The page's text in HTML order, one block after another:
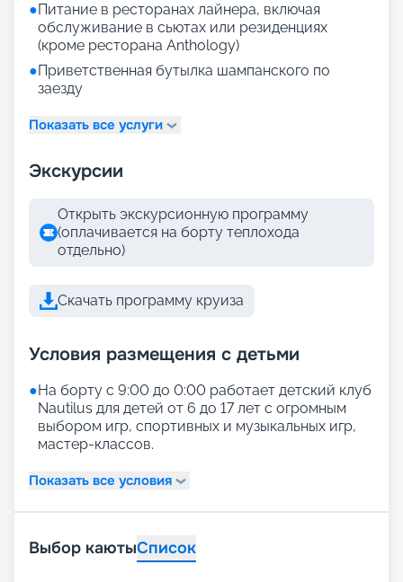
●Питание в ресторанах лайнера, включая
обслуживание в сьютах или резиденциях
(кроме ресторана Anthology)
●Приветственная бутылка шампанского по
заезду
Показать все услуги
Экскурсии
Открыть экскурсионную программу
(оплачивается на борту теплохода
отдельно)
Скачать программу круиза
Условия размещения с детьми
●На борту с 9:00 до 0:00 работает детский клуб
Nautilus для детей от 6 до 17 лет с огромным
выбором игр, спортивных и музыкальных игр,
мастер-классов.
Показать все условия
Выбор каютыСписок